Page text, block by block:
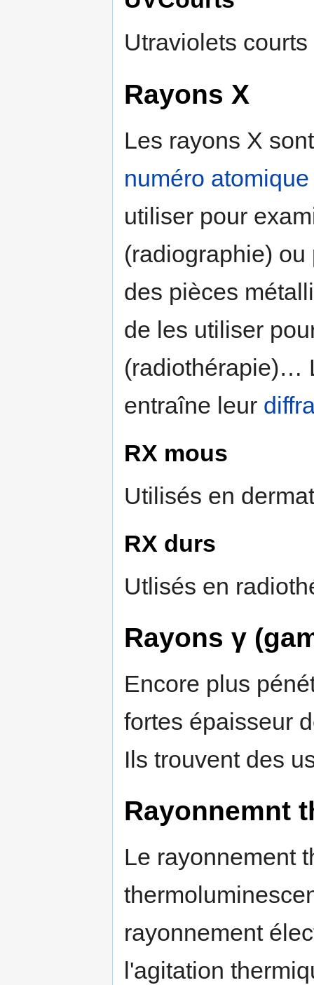
Utraviolets courts
Rayons X
Les rayons X
numéro atomique
utiliser pour
(radiographie)
des pièces
de les utiliser
(radiothérapie)…
entraîne leur
RX mous
Utilisés en
RX durs
Utlisés en
Rayons γ
Encore plus
fortes épaisseur
Ils trouvent des
Rayonnemnt
Le rayonnement
rayonnement
l'agitation